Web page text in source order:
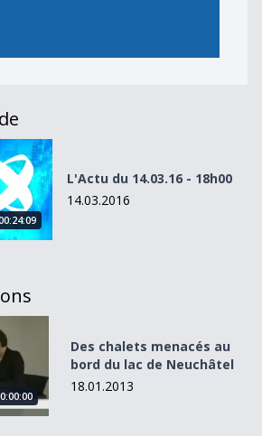
- 18h00
L'Actu du 14.03.16 - 18h00
14.03.2016
au bord du lac de Neuchâtel
Des chalets menacés au
bord du lac de Neuchâtel
18.01.2013